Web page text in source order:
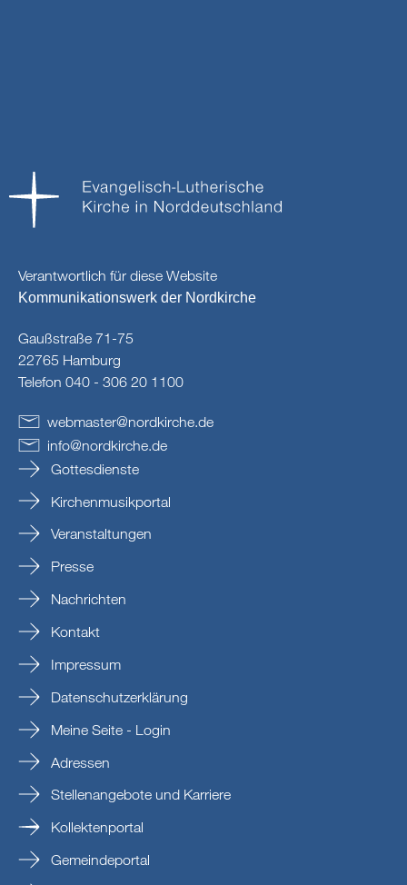
Verantwortlich für diese Website
Kommunikationswerk der Nordkirche
Gaußstraße 71-75
22765 Hamburg
Telefon 040 - 306 20 1100
webmaster@nordkirche.de
info@nordkirche.de
Gottesdienste
Kirchenmusikportal
Veranstaltungen
Presse
Nachrichten
Kontakt
Impressum
Datenschutzerklärung
Meine Seite - Login
Adressen
Stellenangebote und Karriere
Kollektenportal
Gemeindeportal